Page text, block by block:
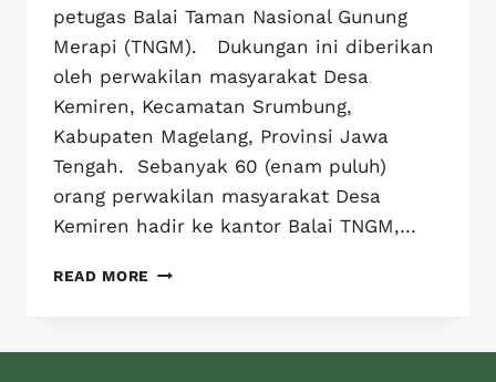
petugas Balai Taman Nasional Gunung
Merapi (TNGM). Dukungan ini diberikan
oleh perwakilan masyarakat Desa
Kemiren, Kecamatan Srumbung,
Kabupaten Magelang, Provinsi Jawa
Tengah. Sebanyak 60 (enam puluh)
orang perwakilan masyarakat Desa
Kemiren hadir ke kantor Balai TNGM,…
READ MORE